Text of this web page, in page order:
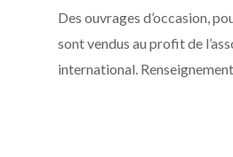
Des ouvrages d’occasion,
sont vendus au profit de
international.